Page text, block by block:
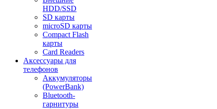
HDD/SSD
SD карты
microSD карты
Compact Flash
карты
Card Readers
Аксессуары для
телефонов
Аккумуляторы
(PowerBank)
Bluetooth-
гарнитуры